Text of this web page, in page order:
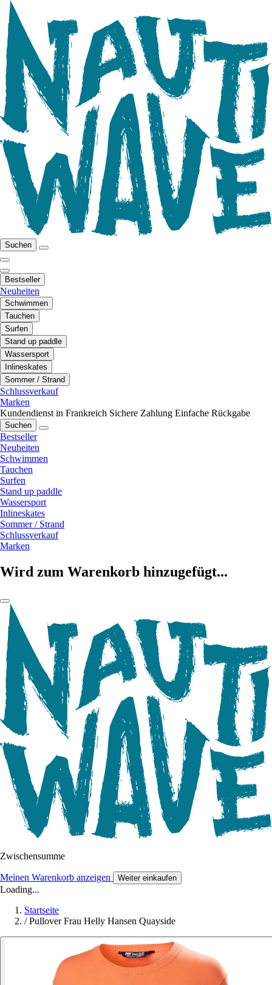
Suchen
Bestseller
Neuheiten
Schwimmen
Tauchen
Surfen
Stand up paddle
Wassersport
Inlineskates
Sommer / Strand
Schlussverkauf
Marken
Kundendienst in Frankreich Sichere Zahlung Einfache Rückgabe
Suchen
Bestseller
Neuheiten
Schwimmen
Tauchen
Surfen
Stand up paddle
Wassersport
Inlineskates
Sommer / Strand
Schlussverkauf
Marken
Wird zum Warenkorb hinzugefügt...
Zwischensumme
Meinen Warenkorb anzeigen Weiter einkaufen
Loading...
Startseite
/ Pullover Frau Helly Hansen Quayside